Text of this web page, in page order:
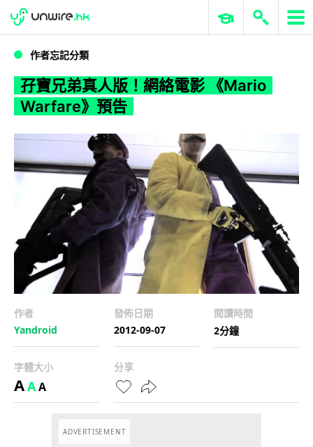
WWDC 2026 ERP 與商業 AI
作者忘記分類
孖寶兄弟真人版！網絡電影 《Mario
Warfare》預告
作者
Yandroid
發佈日期
2012-09-07
閱讀時間
2分鐘
字體大小
AAA
分享
ADVERTISEMENT